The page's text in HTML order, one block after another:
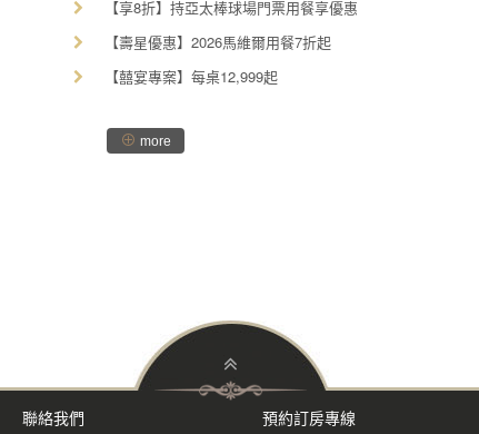
【享8折】持亞太棒球場門票用餐享優惠
【壽星優惠】2026馬維爾用餐7折起
【囍宴專案】每桌12,999起
⊕ more
聯絡我們
預約訂房專線